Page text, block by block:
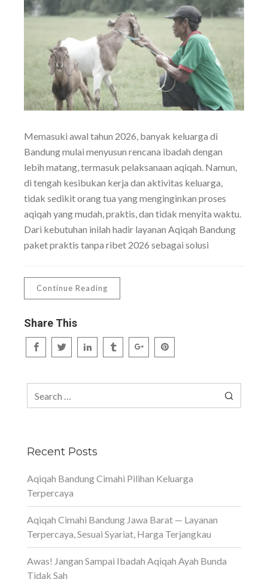
Memasuki awal tahun 2026, banyak keluarga di
Bandung mulai menyusun rencana ibadah dengan
lebih matang, termasuk pelaksanaan aqiqah. Namun,
di tengah kesibukan kerja dan aktivitas keluarga,
tidak sedikit orang tua yang menginginkan proses
aqiqah yang mudah, praktis, dan tidak menyita waktu.
Dari kebutuhan inilah hadir layanan Aqiqah Bandung
paket praktis tanpa ribet 2026 sebagai solusi
Continue Reading
Share This
Recent Posts
Aqiqah Bandung Cimahi Pilihan Keluarga
Terpercaya
Aqiqah Cimahi Bandung Jawa Barat — Layanan
Terpercaya, Sesuai Syariat, Harga Terjangkau
Awas! Jangan Sampai Ibadah Aqiqah Ayah Bunda
Tidak Sah